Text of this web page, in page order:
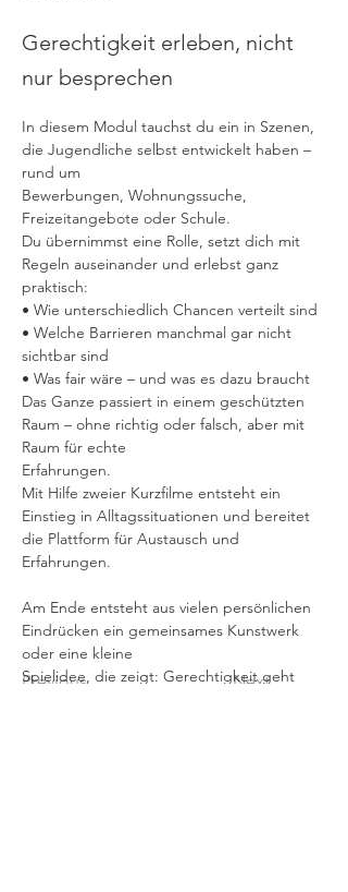
Gerechtigkeit erleben, nicht
nur besprechen
Previous Next
In diesem Modul tauchst du ein in Szenen,
die Jugendliche selbst entwickelt haben –
rund um
Bewerbungen, Wohnungssuche,
Freizeitangebote oder Schule.
Du übernimmst eine Rolle, setzt dich mit
Regeln auseinander und erlebst ganz
praktisch:
• Wie unterschiedlich Chancen verteilt sind
• Welche Barrieren manchmal gar nicht
sichtbar sind
• Was fair wäre – und was es dazu braucht
Das Ganze passiert in einem geschützten
Raum – ohne richtig oder falsch, aber mit
Raum für echte
Erfahrungen.
Mit Hilfe zweier Kurzfilme entsteht ein
Einstieg in Alltagssituationen und bereitet
die Plattform für Austausch und
Erfahrungen.
Am Ende entsteht aus vielen persönlichen
Eindrücken ein gemeinsames Kunstwerk
oder eine kleine
Spielidee, die zeigt: Gerechtigkeit geht